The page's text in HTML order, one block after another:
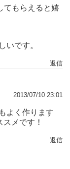
てもらえると嬉
いです。
返信
2013/07/10 23:01
よく作ります
メです！
返信